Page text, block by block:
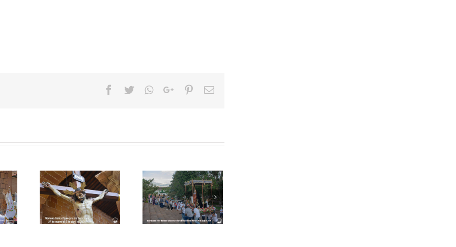
Facebook
TwitterWhatsapp
Google+Pinterest
Email
Ramos,
Viernes de Dolores,
marzo 27 Parroquia
de Barichara
Celebración del día
del Artesano en
Barichara